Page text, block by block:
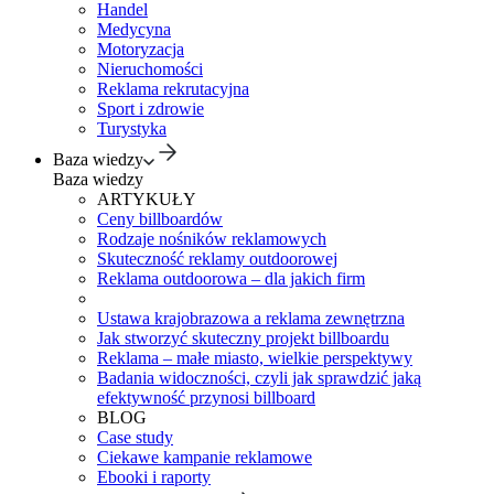
Handel
Medycyna
Motoryzacja
Nieruchomości
Reklama rekrutacyjna
Sport i zdrowie
Turystyka
Baza wiedzy
Baza wiedzy
ARTYKUŁY
Ceny billboardów
Rodzaje nośników reklamowych
Skuteczność reklamy outdoorowej
Reklama outdoorowa – dla jakich firm
Ustawa krajobrazowa a reklama zewnętrzna
Jak stworzyć skuteczny projekt billboardu
Reklama – małe miasto, wielkie perspektywy
Badania widoczności, czyli jak sprawdzić jaką
efektywność przynosi billboard
BLOG
Case study
Ciekawe kampanie reklamowe
Ebooki i raporty